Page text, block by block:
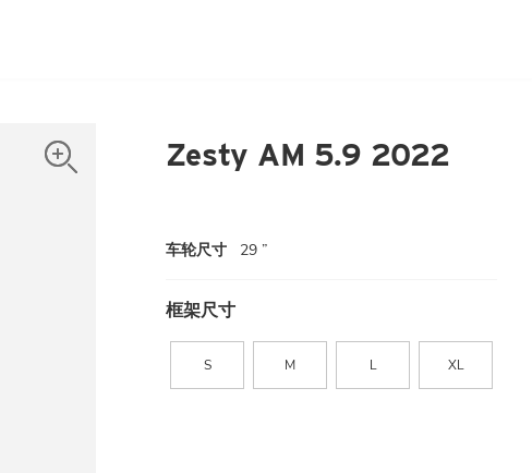
Zesty AM 5.9 2022
车轮尺寸 29 ”
框架尺寸
S M L XL